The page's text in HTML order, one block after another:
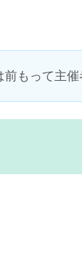
もって主催